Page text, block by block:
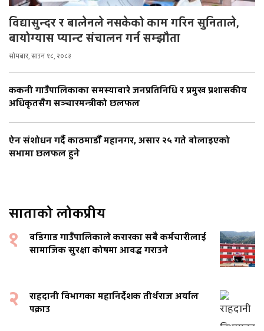
विद्यासुन्दर र बालेनले नसकेको काम गरिन सुनिताले,
बायोग्यास प्यान्ट संचालन गर्न सम्झौता
सोमबार, साउन १८, २०८३
ककनी गाउँपालिकाका समस्याबारे जनप्रतिनिधि र प्रमुख प्रशासकीय
अधिकृतसँग सञ्चारमन्त्रीको छलफल
ऐन संशोधन गर्दै काठमाडौँ महानगर, असार २५ गते बोलाइएको
सभामा छलफल हुने
साताको लोकप्रीय
१
बडिगाड गाउँपालिकाले करारका सबै कर्मचारीलाई
सामाजिक सुरक्षा कोषमा आवद्ध गराउने
२
राहदानी विभागका महानिर्देशक तीर्थराज अर्याल
पक्राउ